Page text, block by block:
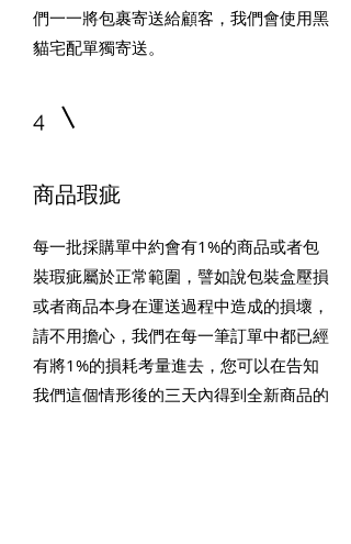
們一一將包裹寄送給顧客，我們會使用黑
貓宅配單獨寄送。
4
商品瑕疵
​每一批採購單中約會有1%的商品或者包
裝瑕疵屬於正常範圍，譬如說包裝盒壓損
或者商品本身在運送過程中造成的損壞，
請不用擔心，我們在每一筆訂單中都已經
有將1%的損耗考量進去，您可以在告知
我們這個情形後的三天內得到全新商品的